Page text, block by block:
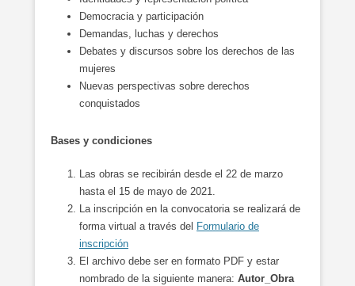
Democracia y participación
Demandas, luchas y derechos
Debates y discursos sobre los derechos de las
mujeres
Nuevas perspectivas sobre derechos
conquistados
Bases y condiciones
Las obras se recibirán desde el 22 de marzo
hasta el 15 de mayo de 2021.
La inscripción en la convocatoria se realizará de
forma virtual a través del Formulario de
inscripción
El archivo debe ser en formato PDF y estar
nombrado de la siguiente manera: Autor_Obra